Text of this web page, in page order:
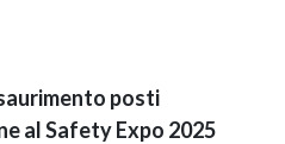
posti
al Safety Expo 2025